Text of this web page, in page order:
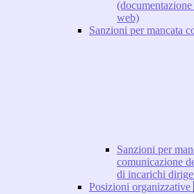
web)
Sanzioni per mancata
Sanzioni per
comunicazione
di incarichi
Posizioni organizzative